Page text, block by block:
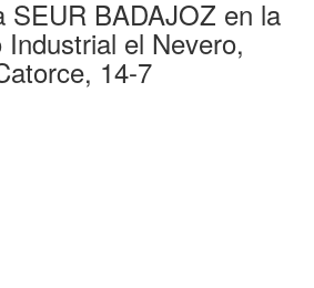
SEUR BADAJOZ en la
el Nevero,
14-7